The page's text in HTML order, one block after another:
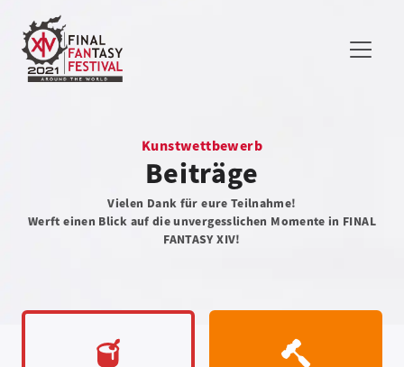
Kunstwettbewerb
Beiträge
Vielen Dank für eure Teilnahme!
Werft einen Blick auf die unvergesslichen Momente in FINAL
FANTASY XIV!